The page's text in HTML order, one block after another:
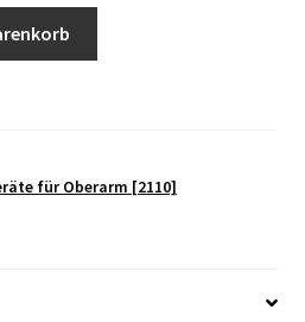
für Oberarm [2110]